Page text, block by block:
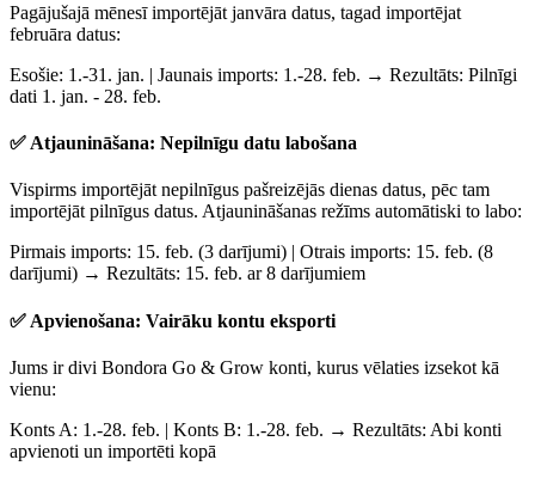
Pagājušajā mēnesī importējāt janvāra datus, tagad importējat
februāra datus:
Esošie: 1.-31. jan. | Jaunais imports: 1.-28. feb. → Rezultāts: Pilnīgi
dati 1. jan. - 28. feb.
✅ Atjaunināšana: Nepilnīgu datu labošana
Vispirms importējāt nepilnīgus pašreizējās dienas datus, pēc tam
importējāt pilnīgus datus. Atjaunināšanas režīms automātiski to labo:
Pirmais imports: 15. feb. (3 darījumi) | Otrais imports: 15. feb. (8
darījumi) → Rezultāts: 15. feb. ar 8 darījumiem
✅ Apvienošana: Vairāku kontu eksporti
Jums ir divi Bondora Go & Grow konti, kurus vēlaties izsekot kā
vienu:
Konts A: 1.-28. feb. | Konts B: 1.-28. feb. → Rezultāts: Abi konti
apvienoti un importēti kopā